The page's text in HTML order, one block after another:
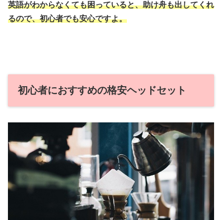
英語がわからなくても困っていると、助け舟も出してくれ
るので、初心者でも安心ですよ。
初心者におすすめの格安ヘッドセット